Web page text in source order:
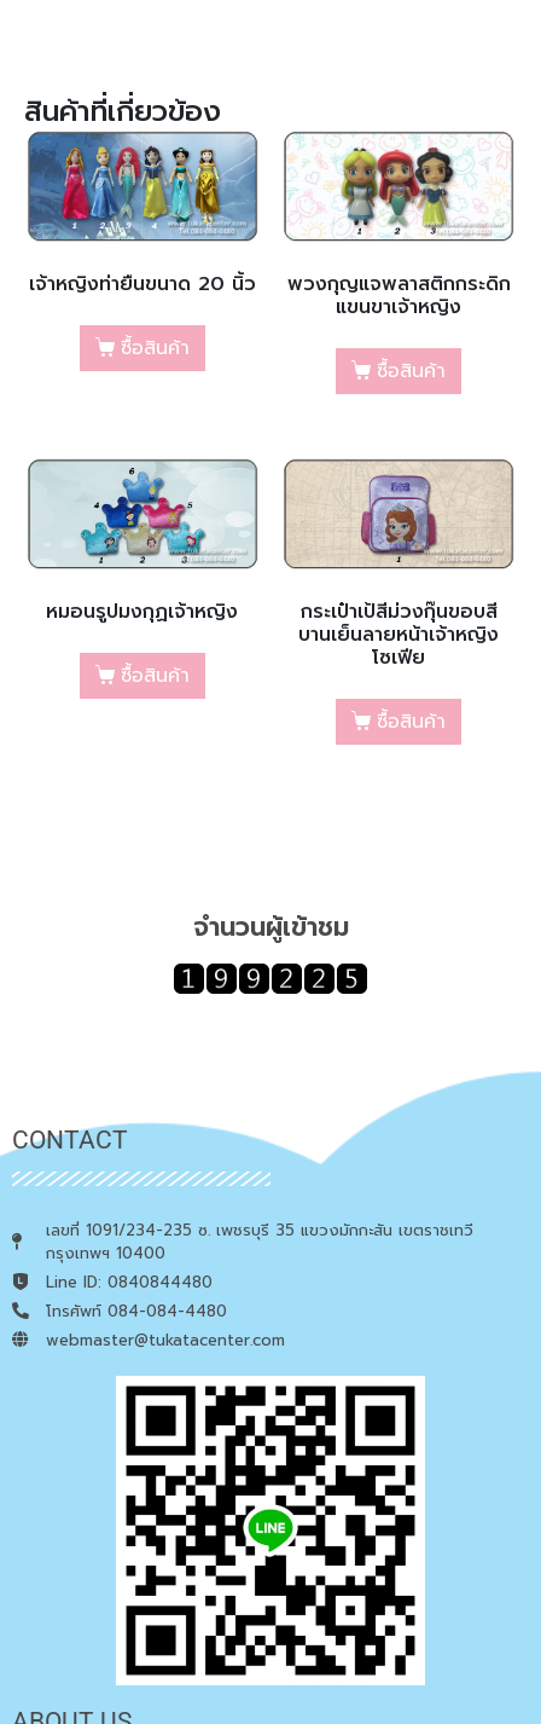
สินค้าที่เกี่ยวข้อง
เจ้าหญิงท่ายืนขนาด 20 นิ้ว
ซื้อสินค้า
พวงกุญแจพลาสติกกระดิก
แขนขาเจ้าหญิง
ซื้อสินค้า
หมอนรูปมงกุฏเจ้าหญิง
ซื้อสินค้า
กระเป๋าเป้สีม่วงกุ๊นขอบสี
บานเย็นลายหน้าเจ้าหญิง
โซเฟีย
ซื้อสินค้า
จำนวนผู้เข้าชม
CONTACT
เลขที่ 1091/234-235 ซ. เพชรบุรี 35 แขวงมักกะสัน เขตราชเทวี
กรุงเทพฯ 10400
Line ID: 0840844480
โทรศัพท์ 084-084-4480
webmaster@tukatacenter.com